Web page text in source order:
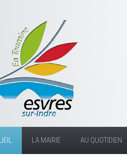
LA MAIRIE AU QUOTIDIEN